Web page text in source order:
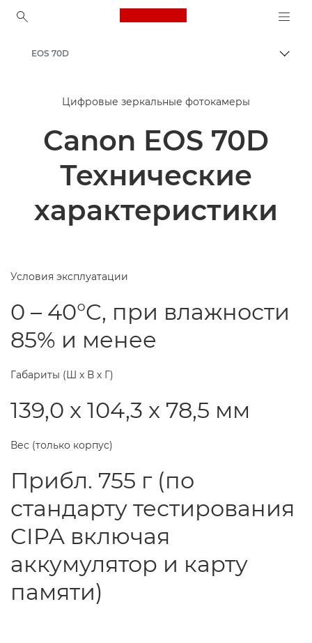
Canon Logo, back to
EOS 70D
Цифровые зеркальные фотокамеры
Canon EOS 70D
Технические
характеристики
Условия эксплуатации
0 – 40°C, при влажности
85% и менее
Габариты (Ш х В х Г)
139,0 x 104,3 x 78,5 мм
Вес (только корпус)
Прибл. 755 г (по
стандарту тестирования
CIPA включая
аккумулятор и карту
памяти)